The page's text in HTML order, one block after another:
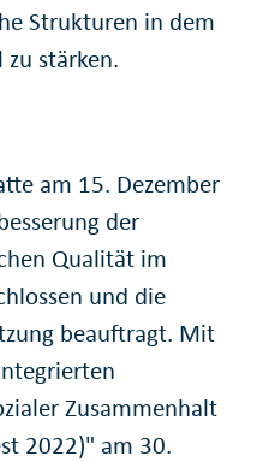
Strukturen in dem
stärken.
am 15. Dezember
der
Qualität im
und die
beauftragt. Mit
Zusammenhalt
2022)" am 30.